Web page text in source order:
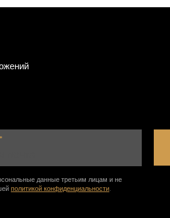
*
данные третьим лицам и не
политикой конфиденциальности